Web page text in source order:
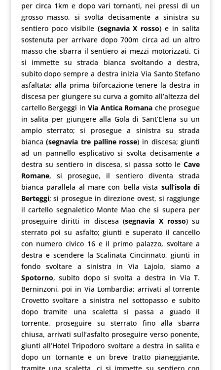
per circa 1km e dopo vari tornanti, nei pressi di un
grosso masso, si svolta decisamente a sinistra su
sentiero poco visibile (segnavia X rosso) e in salita
sostenuta per arrivare dopo 700m circa ad un altro
masso che sbarra il sentiero ai mezzi motorizzati. Ci
si immette su strada bianca svoltando a destra,
subito dopo sempre a destra inizia Via Santo Stefano
asfaltata; alla prima biforcazione tenere la destra in
discesa per giungere su curva a gomito all’altezza del
cartello Bergeggi inVia Antica Romana che prosegue
in salita per giungere alla Gola di Sant’Elena su un
ampio sterrato; si prosegue a sinistra su strada
bianca(segnavia tre palline rosse) in discesa; giunti
ad un pannello esplicativo si svolta decisamente a
destra su sentiero in discesa, si passa sotto leCave
Romane, si prosegue, il sentiero diventa strada
bianca parallela al mare con bella vista sull’isola di
Berteggi; si prosegue in direzione ovest, si raggiunge
il cartello segnaletico Monte Mao che si supera per
proseguire diritti in discesa (segnavia X rosso) su
sterrato poi su asfalto; giunti e superato il cancello
con numero civico 16 e il primo palazzo, svoltare a
destra e scendere la Scalinata Cincinnato, giunti in
fondo svoltare a sinistra in Via Lajolo, siamo a
Spotorno, subito dopo si svolta a destra in Via T.
Berninzoni, poi in Via Lombardia; arrivati al torrente
Crovetto svoltare a sinistra nel sottopasso e subito
dopo tramite una scaletta si passa a guado il
torrente, proseguire su sterrato fino alla sbarra
chiusa, arrivati sull’asfalto proseguire verso ponente,
giunti all’Hotel Tripodoro svoltare a destra in salita e
dopo un tornante e un breve tratto pianeggiante,
tramite una scaletta, ci si immette su sentiero con